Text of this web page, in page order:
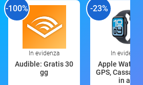
-100%
In evidenza
Audible: Gratis 30
gg
-23%
In evidenza
Apple Watch
GPS, Cassa
in all